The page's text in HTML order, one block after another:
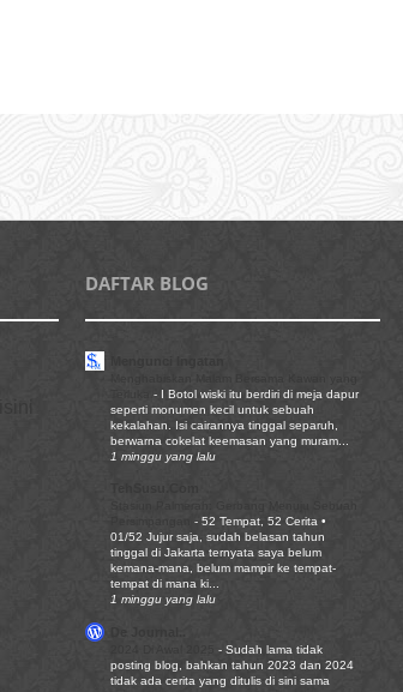
DAFTAR BLOG
- I Botol wiski itu berdiri di meja dapur
seperti monumen kecil untuk sebuah
kekalahan. Isi cairannya tinggal separuh,
berwarna cokelat keemasan yang muram...
1 minggu yang lalu
- 52 Tempat, 52 Cerita •
01/52 Jujur saja, sudah belasan tahun
tinggal di Jakarta ternyata saya belum
kemana-mana, belum mampir ke tempat-
tempat di mana ki...
1 minggu yang lalu
- Sudah lama tidak
posting blog, bahkan tahun 2023 dan 2024
tidak ada cerita yang ditulis di sini sama